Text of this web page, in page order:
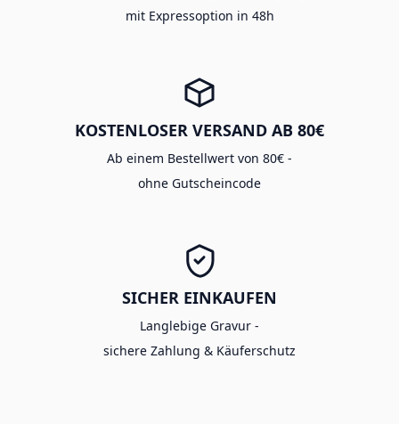
mit Expressoption in 48h
KOSTENLOSER VERSAND AB 80€
Ab einem Bestellwert von 80€ -
ohne Gutscheincode
SICHER EINKAUFEN
Langlebige Gravur -
sichere Zahlung & Käuferschutz